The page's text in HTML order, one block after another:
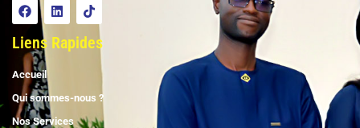
Liens Rapides
Accueil
Qui sommes-nous ?
Nos Services